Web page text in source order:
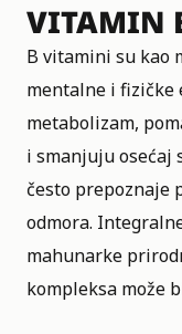
VITAMIN
B vitamini su kao
mentalne i fizičke
metabolizam,
i smanjuju osećaj
često prepoznaje
odmora.
mahunarke
kompleksa može